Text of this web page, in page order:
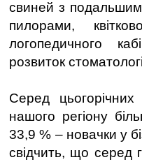
свиней з подальшим
пилорами,
логопедичного
розвиток
Серед
нашого регіону
33,9 % – новачки у
свідчить, що серед